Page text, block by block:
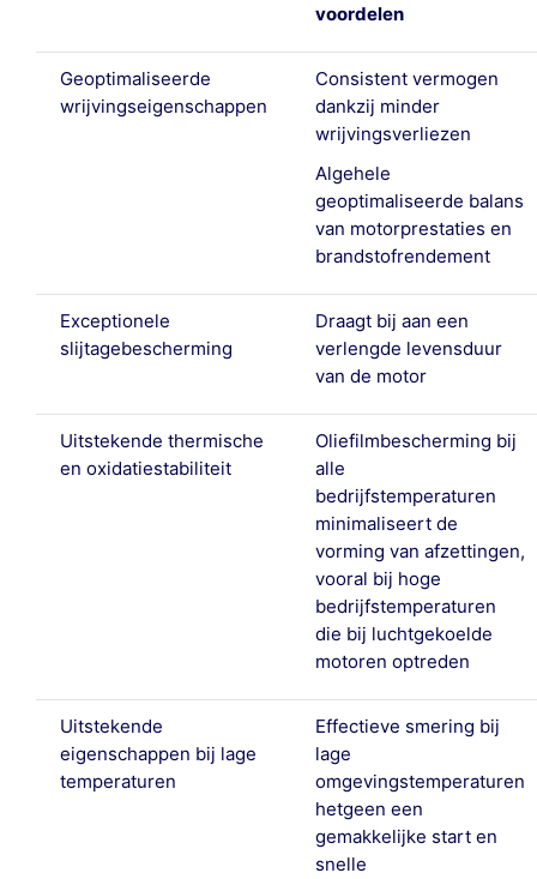
voordelen
Geoptimaliseerde
wrijvingseigenschappen
Consistent vermogen
dankzij minder
wrijvingsverliezen
Algehele
geoptimaliseerde balans
van motorprestaties en
brandstofrendement
Exceptionele
slijtagebescherming
Draagt bij aan een
verlengde levensduur
van de motor
Uitstekende thermische
en oxidatiestabiliteit
Oliefilmbescherming bij
alle
bedrijfstemperaturen
minimaliseert de
vorming van afzettingen,
vooral bij hoge
bedrijfstemperaturen
die bij luchtgekoelde
motoren optreden
Uitstekende
eigenschappen bij lage
temperaturen
Effectieve smering bij
lage
omgevingstemperaturen
hetgeen een
gemakkelijke start en
snelle